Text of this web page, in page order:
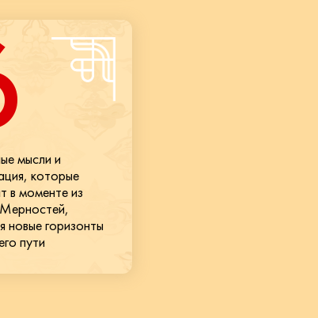
мысли и
которые
в моменте из
новые горизонты
пути